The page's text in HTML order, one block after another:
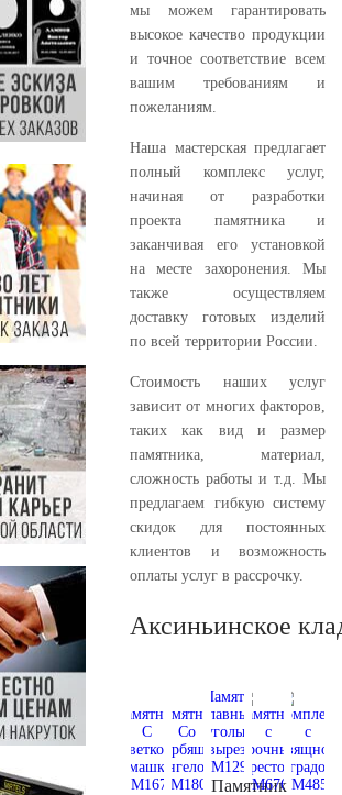
мы можем гарантировать
высокое качество продукции
и точное соответствие всем
вашим требованиям и
пожеланиям.
Наша мастерская предлагает
полный комплекс услуг,
начиная от разработки
проекта памятника и
заканчивая его установкой
на месте захоронения. Мы
также осуществляем
доставку готовых изделий
по всей территории России.
Стоимость наших услуг
зависит от многих факторов,
таких как вид и размер
памятника, материал,
сложность работы и т.д. Мы
предлагаем гибкую систему
скидок для постоянных
клиентов и возможность
оплаты услуг в рассрочку.
Аксиньинское
Памятник